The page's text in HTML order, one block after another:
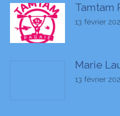
Tamtam
13 février
Marie
13 février